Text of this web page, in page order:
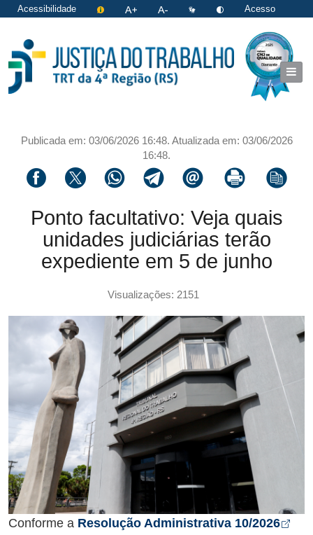
Acessibilidade
Acesso
Publicada em: 03/06/2026 16:48. Atualizada em: 03/06/2026
16:48.
Compartilhar via facebook
Compartilhar via twitter
Compartilhar via whatsapp
Compartilhar via telegram
Compartilhar via email
Imprimir a página
Copiar
Ponto facultativo: Veja quais
unidades judiciárias terão
expediente em 5 de junho
Visualizações: 2151
Conforme a Resolução Administrativa 10/2026